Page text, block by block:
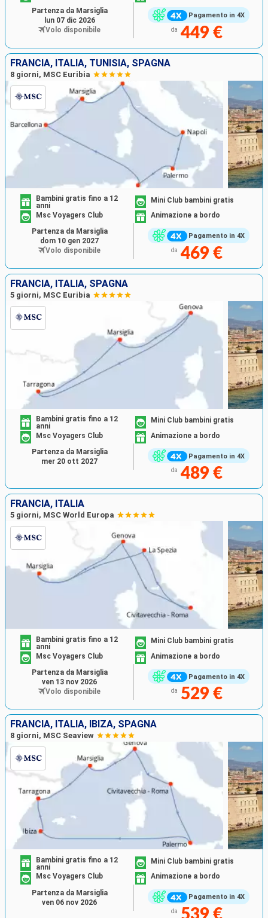
Pagamento in 4X
da 449 €
Partenza da Marsiglia
lun 07 dic 2026
Volo disponibile
FRANCIA, ITALIA, TUNISIA, SPAGNA
8 giorni, MSC Euribia
Pagamento in 4X
Bambini gratis fino a 12
anni
Mini Club bambini gratis
Msc Voyagers Club
Animazione a bordo
da 469 €
Partenza da Marsiglia
dom 10 gen 2027
Volo disponibile
FRANCIA, ITALIA, SPAGNA
5 giorni, MSC Euribia
Pagamento in 4X
Bambini gratis fino a 12
anni
Mini Club bambini gratis
Msc Voyagers Club
Animazione a bordo
da 489 €
Partenza da Marsiglia
mer 20 ott 2027
FRANCIA, ITALIA
5 giorni, MSC World Europa
Pagamento in 4X
Bambini gratis fino a 12
anni
Mini Club bambini gratis
Msc Voyagers Club
Animazione a bordo
da 529 €
Partenza da Marsiglia
ven 13 nov 2026
Volo disponibile
FRANCIA, ITALIA, IBIZA, SPAGNA
8 giorni, MSC Seaview
Pagamento in 4X
Bambini gratis fino a 12
anni
Mini Club bambini gratis
Msc Voyagers Club
Animazione a bordo
da 539 €
Partenza da Marsiglia
ven 06 nov 2026